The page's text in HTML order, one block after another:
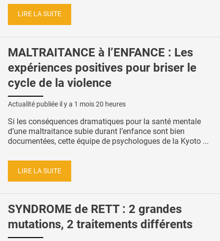
LIRE LA SUITE
MALTRAITANCE à l’ENFANCE : Les
expériences positives pour briser le
cycle de la violence
Actualité publiée il y a 1 mois 20 heures
Si les conséquences dramatiques pour la santé mentale
d’une maltraitance subie durant l’enfance sont bien
documentées, cette équipe de psychologues de la Kyoto ...
LIRE LA SUITE
SYNDROME de RETT : 2 grandes
mutations, 2 traitements différents